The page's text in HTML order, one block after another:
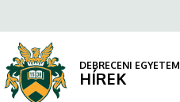
újdonságok:
fesztivál
a
tartalomra
DEBRECENI EGYETEM
HÍREK